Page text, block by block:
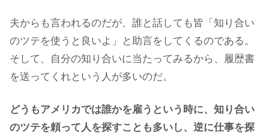
夫からも言われるのだが、誰と話しても皆「知り合い
のツテを使うと良いよ」と助言をしてくるのである。
そして、自分の知り合いに当たってみるから、履歴書
を送ってくれという人が多いのだ。
どうもアメリカでは誰かを雇うという時に、知り合い
のツテを頼って人を探すことも多いし、逆に仕事を探